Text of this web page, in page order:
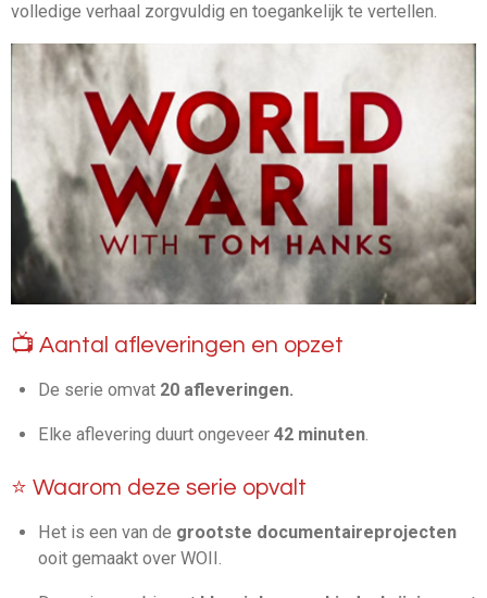
volledige verhaal zorgvuldig en toegankelijk te vertellen.
📺 Aantal afleveringen en opzet
De serie omvat 20 afleveringen.
Elke aflevering duurt ongeveer 42 minuten.
⭐ Waarom deze serie opvalt
Het is een van de grootste documentaireprojecten
ooit gemaakt over WOII.